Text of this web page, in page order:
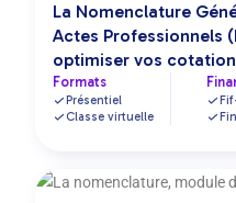
La Nomenclature
Actes Professionnels
optimiser vos
infirmiers
Formats
Présentiel
Classe virtuelle